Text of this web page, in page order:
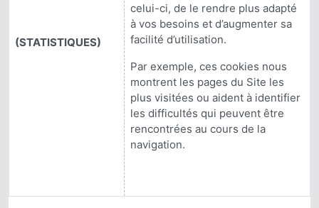
(STATISTIQUES)
celui-ci, de le rendre plus adapté
à vos besoins et d’augmenter sa
facilité d’utilisation.
Par exemple, ces cookies nous
montrent les pages du Site les
plus visitées ou aident à identifier
les difficultés qui peuvent être
rencontrées au cours de la
navigation.